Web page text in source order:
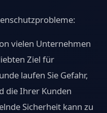
vielen Unternehmen
Ziel für
laufen Sie Gefahr,
die Ihrer Kunden
Sicherheit kann zu